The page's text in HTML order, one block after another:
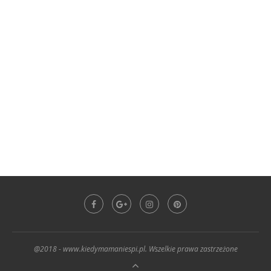
@2018 - www.kiedymamaniespi.pl. Wszelkie prawa zastrzeżone